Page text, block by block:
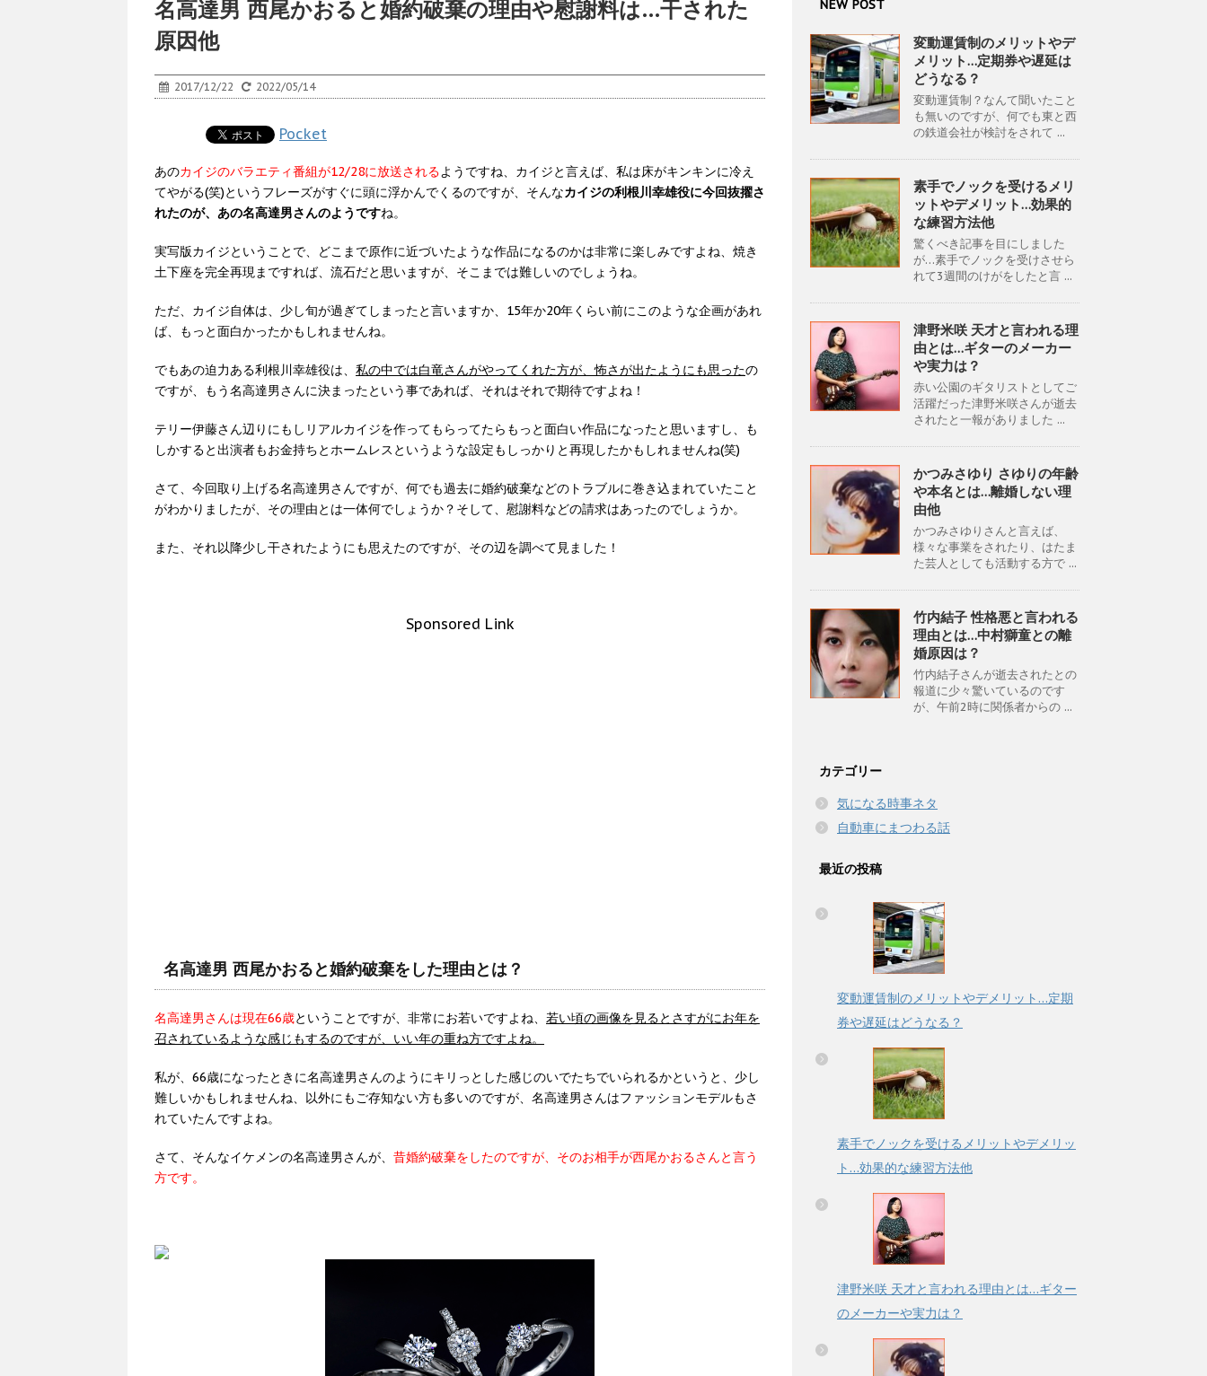
名高達男 西尾かおると婚約破棄の理由や慰謝料は…干された
原因他
2017/12/22 2022/05/14
Pocket
あのカイジのバラエティ番組が12/28に放送されるようですね、カイジと言えば、私は床がキンキンに冷え
てやがる(笑)というフレーズがすぐに頭に浮かんでくるのですが、そんなカイジの利根川幸雄役に今回抜擢さ
れたのが、あの名高達男さんのようですね。
実写版カイジということで、どこまで原作に近づいたような作品になるのかは非常に楽しみですよね、焼き
土下座を完全再現まですれば、流石だと思いますが、そこまでは難しいのでしょうね。
ただ、カイジ自体は、少し旬が過ぎてしまったと言いますか、15年か20年くらい前にこのような企画があれ
ば、もっと面白かったかもしれませんね。
でもあの迫力ある利根川幸雄役は、 私の中では白竜さんがやってくれた方が、怖さが出たようにも思ったの
ですが、もう名高達男さんに決まったという事であれば、それはそれで期待ですよね！
テリー伊藤さん辺りにもしリアルカイジを作ってもらってたらもっと面白い作品になったと思いますし、も
しかすると出演者もお金持ちとホームレスというような設定もしっかりと再現したかもしれませんね(笑)
さて、今回取り上げる名高達男さんですが、何でも過去に婚約破棄などのトラブルに巻き込まれていたこと
がわかりましたが、その理由とは一体何でしょうか？そして、慰謝料などの請求はあったのでしょうか。
また、それ以降少し干されたようにも思えたのですが、その辺を調べて見ました！
Sponsored Link
名高達男 西尾かおると婚約破棄をした理由とは？
名高達男さんは現在66歳ということですが、非常にお若いですよね、 若い頃の画像を見るとさすがにお年を
召されているような感じもするのですが、いい年の重ね方ですよね。
私が、66歳になったときに名高達男さんのようにキリっとした感じのいでたちでいられるかというと、少し
難しいかもしれませんね、以外にもご存知ない方も多いのですが、名高達男さんはファッションモデルもさ
れていたんですよね。
さて、そんなイケメンの名高達男さんが、 昔婚約破棄をしたのですが、そのお相手が西尾かおるさんと言う
方です。
NEW POST
変動運賃制のメリットやデ
メリット…定期券や遅延は
どうなる？
変動運賃制？なんて聞いたこと
も無いのですが、何でも東と西
の鉄道会社が検討をされて ...
素手でノックを受けるメリ
ットやデメリット…効果的
な練習方法他
驚くべき記事を目にしました
が…素手でノックを受けさせら
れて3週間のけがをしたと言 ...
津野米咲 天才と言われる理
由とは…ギターのメーカー
や実力は？
赤い公園のギタリストとしてご
活躍だった津野米咲さんが逝去
されたと一報がありました ...
かつみさゆり さゆりの年齢
や本名とは…離婚しない理
由他
かつみさゆりさんと言えば、
様々な事業をされたり、はたま
た芸人としても活動する方で ...
竹内結子 性格悪と言われる
理由とは…中村獅童との離
婚原因は？
竹内結子さんが逝去されたとの
報道に少々驚いているのです
が、午前2時に関係者からの ...
カテゴリー
気になる時事ネタ
自動車にまつわる話
最近の投稿
変動運賃制のメリットやデメリット…定期
券や遅延はどうなる？
素手でノックを受けるメリットやデメリッ
ト…効果的な練習方法他
津野米咲 天才と言われる理由とは…ギター
のメーカーや実力は？